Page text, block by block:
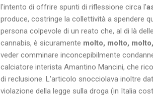
l'intento di offrire spunti di riflessione circa l'
produce, costringe la collettività a spendere
persona colpevole di un reato che, al di là
cannabis, è sicuramente molto, molto,
veder comminare inconcepibilmente
calciatore interista Amantino Mancini, che
di reclusione. L'articolo snocciolava inoltre
violazione della legge sulla droga (in Italia